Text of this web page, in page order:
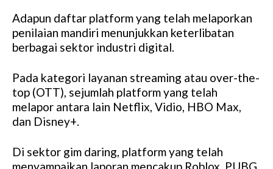
Adapun daftar platform yang telah melaporkan
penilaian mandiri menunjukkan keterlibatan
berbagai sektor industri digital.
Pada kategori layanan streaming atau over-the-
top (OTT), sejumlah platform yang telah
melapor antara lain Netflix, Vidio, HBO Max,
dan Disney+.
Di sektor gim daring, platform yang telah
menyampaikan laporan mencakup Roblox, PUBG